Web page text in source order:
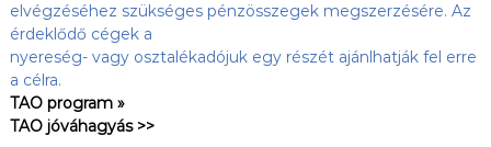
elvégzéséhez szükséges pénzösszegek megszerzésére. Az
érdeklődő cégek a
nyereség- vagy osztalékadójuk egy részét ajánlhatják fel erre
a célra.
TAO program »
TAO jóváhagyás >>